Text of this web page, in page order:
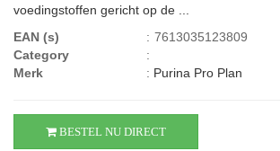
voedingstoffen gericht op de ...
EAN (s)
: 7613035123809
Category
:
Merk
: Purina Pro Plan
BESTEL NU DIRECT